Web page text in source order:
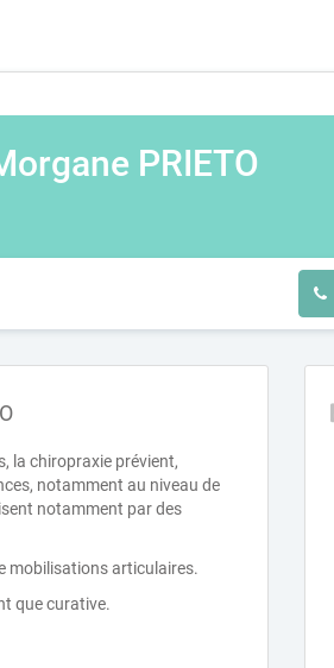
PRIETO
la chiropraxie prévient,
notamment au niveau de
notamment par des
mobilisations articulaires.
que curative.